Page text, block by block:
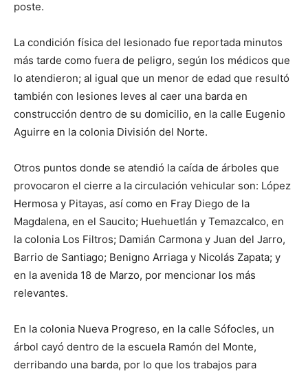
poste.
La condición física del lesionado fue reportada minutos
más tarde como fuera de peligro, según los médicos que
lo atendieron; al igual que un menor de edad que resultó
también con lesiones leves al caer una barda en
construcción dentro de su domicilio, en la calle Eugenio
Aguirre en la colonia División del Norte.
Otros puntos donde se atendió la caída de árboles que
provocaron el cierre a la circulación vehicular son: López
Hermosa y Pitayas, así como en Fray Diego de la
Magdalena, en el Saucito; Huehuetlán y Temazcalco, en
la colonia Los Filtros; Damián Carmona y Juan del Jarro,
Barrio de Santiago; Benigno Arriaga y Nicolás Zapata; y
en la avenida 18 de Marzo, por mencionar los más
relevantes.
En la colonia Nueva Progreso, en la calle Sófocles, un
árbol cayó dentro de la escuela Ramón del Monte,
derribando una barda, por lo que los trabajos para